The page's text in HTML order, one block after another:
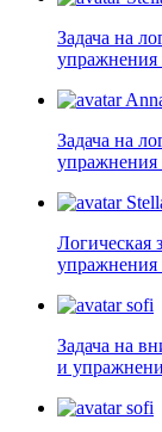
Задача на
упражнения
Задача на
упражнения
Логическая
упражнения
sofi
Задача на
и
sofi